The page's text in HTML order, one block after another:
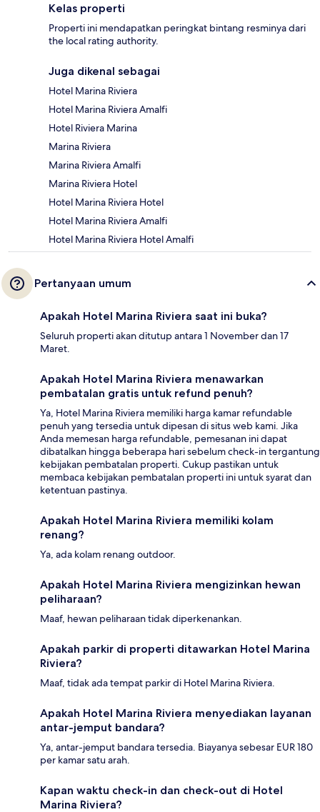
Kelas properti
Properti ini mendapatkan peringkat bintang resminya dari
the local rating authority.
Juga dikenal sebagai
Hotel Marina Riviera
Hotel Marina Riviera Amalfi
Hotel Riviera Marina
Marina Riviera
Marina Riviera Amalfi
Marina Riviera Hotel
Hotel Marina Riviera Hotel
Hotel Marina Riviera Amalfi
Hotel Marina Riviera Hotel Amalfi
Pertanyaan umum
Apakah Hotel Marina Riviera saat ini buka?
Seluruh properti akan ditutup antara 1 November dan 17
Maret.
Apakah Hotel Marina Riviera menawarkan
pembatalan gratis untuk refund penuh?
Ya, Hotel Marina Riviera memiliki harga kamar refundable
penuh yang tersedia untuk dipesan di situs web kami. Jika
Anda memesan harga refundable, pemesanan ini dapat
dibatalkan hingga beberapa hari sebelum check-in tergantung
kebijakan pembatalan properti. Cukup pastikan untuk
membaca kebijakan pembatalan properti ini untuk syarat dan
ketentuan pastinya.
Apakah Hotel Marina Riviera memiliki kolam
renang?
Ya, ada kolam renang outdoor.
Apakah Hotel Marina Riviera mengizinkan hewan
peliharaan?
Maaf, hewan peliharaan tidak diperkenankan.
Apakah parkir di properti ditawarkan Hotel Marina
Riviera?
Maaf, tidak ada tempat parkir di Hotel Marina Riviera.
Apakah Hotel Marina Riviera menyediakan layanan
antar-jemput bandara?
Ya, antar-jemput bandara tersedia. Biayanya sebesar EUR 180
per kamar satu arah.
Kapan waktu check-in dan check-out di Hotel
Marina Riviera?